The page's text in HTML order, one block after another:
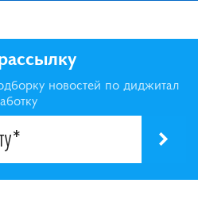
новостей по диджитал